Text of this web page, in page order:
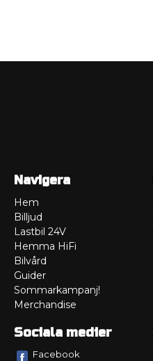
Navigera
Hem
Billjud
Lastbil 24V
Hemma HiFi
Bilvård
Guider
Sommarkampanj!
Merchandise
Sociala medier
Facebook